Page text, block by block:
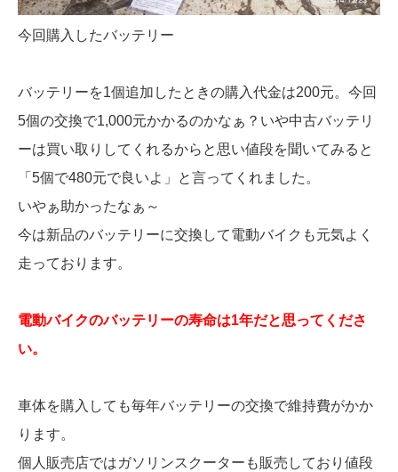
今回購入したバッテリー
バッテリーを1個追加したときの購入代金は200元。今回
5個の交換で1,000元かかるのかなぁ？いや中古バッテリ
ーは買い取りしてくれるからと思い値段を聞いてみると
「5個で480元で良いよ」と言ってくれました。
いやぁ助かったなぁ～
今は新品のバッテリーに交換して電動バイクも元気よく
走っております。
電動バイクのバッテリーの寿命は1年だと思ってくださ
い。
車体を購入しても毎年バッテリーの交換で維持費がかか
ります。
個人販売店ではガソリンスクーターも販売しており値段